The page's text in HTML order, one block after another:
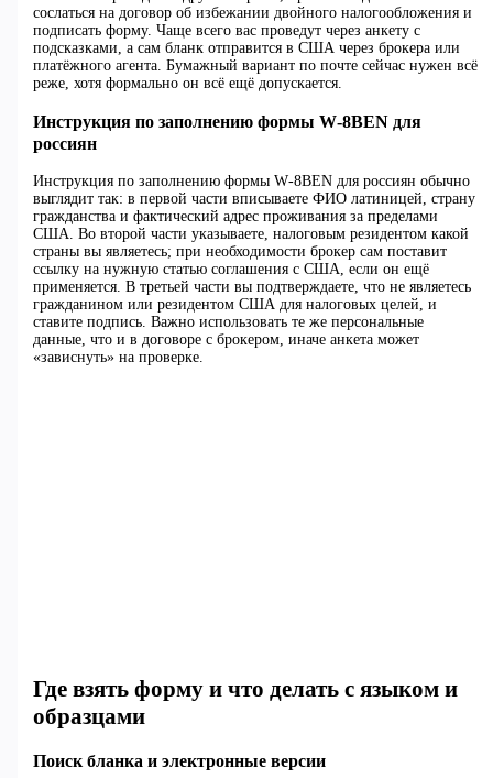
сослаться на договор об избежании двойного налогообложения и
подписать форму. Чаще всего вас проведут через анкету с
подсказками, а сам бланк отправится в США через брокера или
платёжного агента. Бумажный вариант по почте сейчас нужен всё
реже, хотя формально он всё ещё допускается.
Инструкция по заполнению формы W‑8BEN для
россиян
Инструкция по заполнению формы W‑8BEN для россиян обычно
выглядит так: в первой части вписываете ФИО латиницей, страну
гражданства и фактический адрес проживания за пределами
США. Во второй части указываете, налоговым резидентом какой
страны вы являетесь; при необходимости брокер сам поставит
ссылку на нужную статью соглашения с США, если он ещё
применяется. В третьей части вы подтверждаете, что не являетесь
гражданином или резидентом США для налоговых целей, и
ставите подпись. Важно использовать те же персональные
данные, что и в договоре с брокером, иначе анкета может
«зависнуть» на проверке.
Где взять форму и что делать с языком и
образцами
Поиск бланка и электронные версии